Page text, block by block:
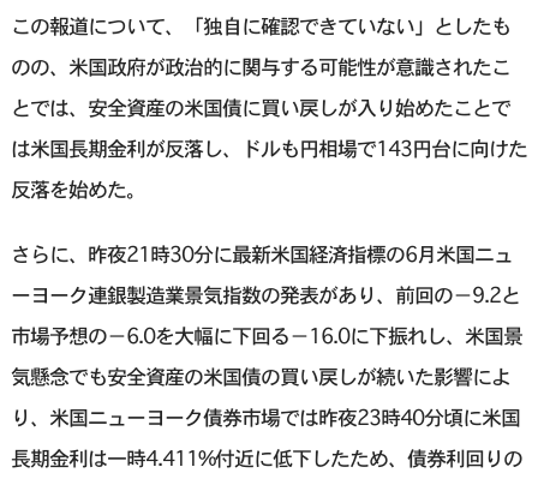
この報道について、「独自に確認できていない」としたも
のの、米国政府が政治的に関与する可能性が意識されたこ
とでは、安全資産の米国債に買い戻しが入り始めたことで
は米国長期金利が反落し、ドルも円相場で143円台に向けた
反落を始めた。
さらに、昨夜21時30分に最新米国経済指標の6月米国ニュ
ーヨーク連銀製造業景気指数の発表があり、前回の−9.2と
市場予想の−6.0を大幅に下回る−16.0に下振れし、米国景
気懸念でも安全資産の米国債の買い戻しが続いた影響によ
り、米国ニューヨーク債券市場では昨夜23時40分頃に米国
長期金利は一時4.411%付近に低下したため、債券利回りの